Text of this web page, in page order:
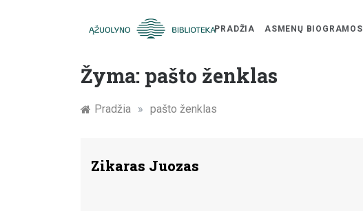
Žymūs
Kauno
atminimo
PRADŽIA ASMENŲ BIOGRAMOS
Žyma: pašto ženklas
Pradžia » pašto ženklas
Zikaras Juozas